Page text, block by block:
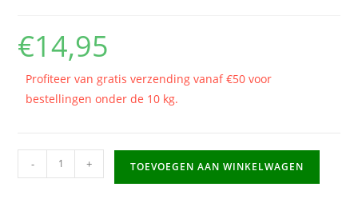
€14,95
Profiteer van gratis verzending vanaf €50 voor
bestellingen onder de 10 kg.
Gabby's
Dollhouse
- + TOEVOEGEN AAN WINKELWAGEN